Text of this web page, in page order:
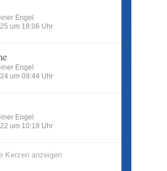
Engel
um 18:06 Uhr
Engel
um 09:44 Uhr
Engel
um 10:18 Uhr
Kerzen anzeigen